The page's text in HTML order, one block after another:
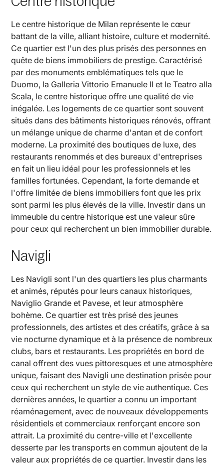
Le centre historique de Milan représente le cœur
battant de la ville, alliant histoire, culture et modernité.
Ce quartier est l'un des plus prisés des personnes en
quête de biens immobiliers de prestige. Caractérisé
par des monuments emblématiques tels que le
Duomo, la Galleria Vittorio Emanuele II et le Teatro alla
Scala, le centre historique offre une qualité de vie
inégalée. Les logements de ce quartier sont souvent
situés dans des bâtiments historiques rénovés, offrant
un mélange unique de charme d'antan et de confort
moderne. La proximité des boutiques de luxe, des
restaurants renommés et des bureaux d'entreprises
en fait un lieu idéal pour les professionnels et les
familles fortunées. Cependant, la forte demande et
l'offre limitée de biens immobiliers font que les prix
sont parmi les plus élevés de la ville. Investir dans un
immeuble du centre historique est une valeur sûre
pour ceux qui recherchent un bien immobilier durable.
Navigli
Les Navigli sont l'un des quartiers les plus charmants
et animés, réputés pour leurs canaux historiques,
Naviglio Grande et Pavese, et leur atmosphère
bohème. Ce quartier est très prisé des jeunes
professionnels, des artistes et des créatifs, grâce à sa
vie nocturne dynamique et à la présence de nombreux
clubs, bars et restaurants. Les propriétés en bord de
canal offrent des vues pittoresques et une atmosphère
unique, faisant des Navigli une destination prisée pour
ceux qui recherchent un style de vie authentique. Ces
dernières années, le quartier a connu un important
réaménagement, avec de nouveaux développements
résidentiels et commerciaux renforçant encore son
attrait. La proximité du centre-ville et l'excellente
desserte par les transports en commun ajoutent de la
valeur aux propriétés de ce quartier. Investir dans les